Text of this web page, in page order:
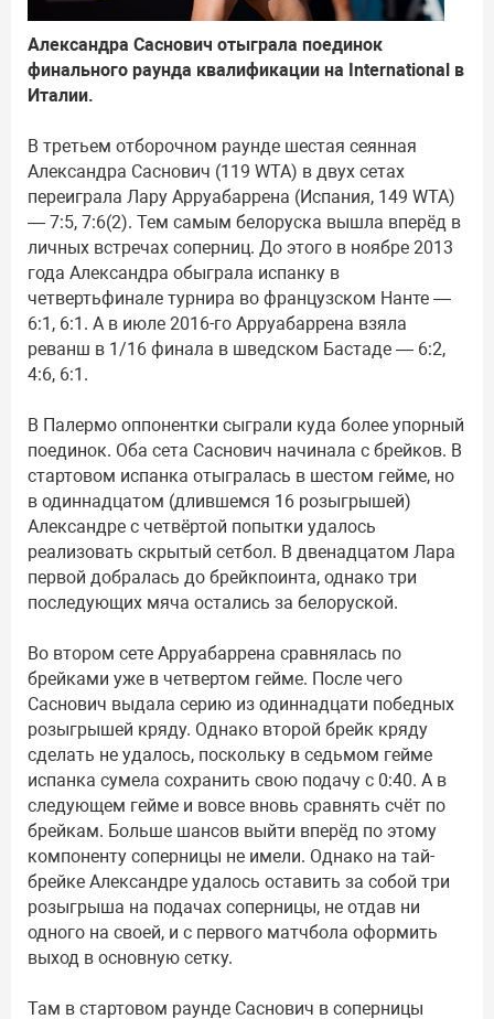
Александра Саснович отыграла поединок
финального раунда квалификации на International в
Италии.
В третьем отборочном раунде шестая сеянная
Александра Саснович (119 WTA) в двух сетах
переиграла Лару Арруабаррена (Испания, 149 WTA)
— 7:5, 7:6(2). Тем самым белоруска вышла вперёд в
личных встречах соперниц. До этого в ноябре 2013
года Александра обыграла испанку в
четвертьфинале турнира во французском Нанте —
6:1, 6:1. А в июле 2016-го Арруабаррена взяла
реванш в 1/16 финала в шведском Бастаде — 6:2,
4:6, 6:1.
В Палермо оппонентки сыграли куда более упорный
поединок. Оба сета Саснович начинала с брейков. В
стартовом испанка отыгралась в шестом гейме, но
в одиннадцатом (длившемся 16 розыгрышей)
Александре с четвёртой попытки удалось
реализовать скрытый сетбол. В двенадцатом Лара
первой добралась до брейкпоинта, однако три
последующих мяча остались за белоруской.
Во втором сете Арруабаррена сравнялась по
брейками уже в четвертом гейме. После чего
Саснович выдала серию из одиннадцати победных
розыгрышей кряду. Однако второй брейк кряду
сделать не удалось, поскольку в седьмом гейме
испанка сумела сохранить свою подачу с 0:40. А в
следующем гейме и вовсе вновь сравнять счёт по
брейкам. Больше шансов выйти вперёд по этому
компоненту соперницы не имели. Однако на тай-
брейке Александре удалось оставить за собой три
розыгрыша на подачах соперницы, не отдав ни
одного на своей, и с первого матчбола оформить
выход в основную сетку.
Там в стартовом раунде Саснович в соперницы